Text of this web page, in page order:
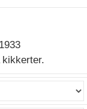
kikkerter.